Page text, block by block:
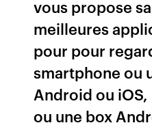
vous propose
meilleures
pour pour
smartphone ou
Android ou
ou une box